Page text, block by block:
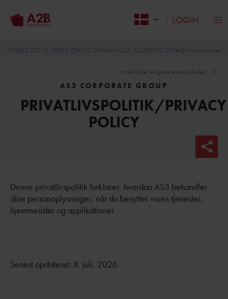
LOGIN
TILMELD DIG TIL VORES ONLINE DANSKHOLD - UGENTLIG OPTAG (Hjemmesiden
indeholder AI-genererede billeder)
AS3 CORPORATE GROUP
PRIVATLIVSPOLITIK/PRIVACY
POLICY
Denne privatlivspolitik forklarer, hvordan AS3 behandler
dine personoplysninger, når du benytter vores tjenester,
hjemmesider og applikationer.
Senest opdateret: 8. juli, 2026.